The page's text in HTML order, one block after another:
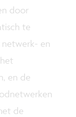
door
te
netwerk- en
en de
de